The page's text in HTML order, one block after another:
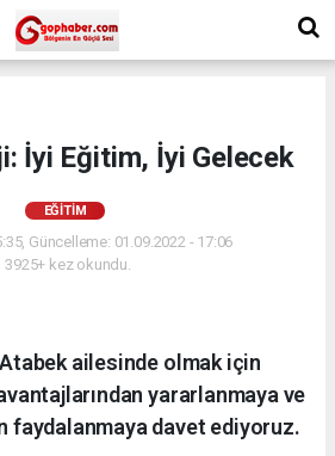
İyi Eğitim, İyi Gelecek
EĞITIM
Güncelleme: 01.09.2022 - 17:06
3925+ kez okundu.
ailesinde olmak için
yararlanmaya ve
faydalanmaya davet ediyoruz.